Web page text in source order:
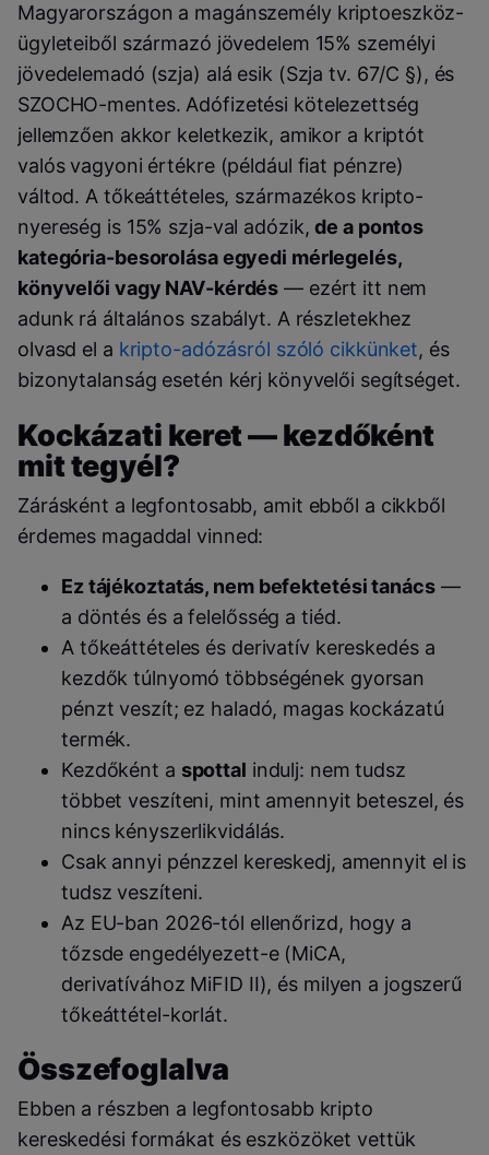
Magyarországon a magánszemély kriptoeszköz-
ügyleteiből származó jövedelem 15% személyi
jövedelemadó (szja) alá esik (Szja tv. 67/C §), és
SZOCHO-mentes. Adófizetési kötelezettség
jellemzően akkor keletkezik, amikor a kriptót
valós vagyoni értékre (például fiat pénzre)
váltod. A tőkeáttételes, származékos kripto-
nyereség is 15% szja-val adózik,de a pontos
kategória-besorolása egyedi mérlegelés,
könyvelői vagy NAV-kérdés — ezért itt nem
adunk rá általános szabályt. A részletekhez
olvasd el a kripto-adózásról szóló cikkünket, és
bizonytalanság esetén kérj könyvelői segítséget.
Kockázati keret — kezdőként
mit tegyél?
Zárásként a legfontosabb, amit ebből a cikkből
érdemes magaddal vinned:
Ez tájékoztatás, nem befektetési tanács—
a döntés és a felelősség a tiéd.
A tőkeáttételes és derivatív kereskedés a
kezdők túlnyomó többségének gyorsan
pénzt veszít; ez haladó, magas kockázatú
termék.
Kezdőként a spottal indulj: nem tudsz
többet veszíteni, mint amennyit beteszel, és
nincs kényszerlikvidálás.
Csak annyi pénzzel kereskedj, amennyit el is
tudsz veszíteni.
Az EU-ban 2026-tól ellenőrizd, hogy a
tőzsde engedélyezett-e (MiCA,
derivatívához MiFID II), és milyen a jogszerű
tőkeáttétel-korlát.
Összefoglalva
Ebben a részben a legfontosabb kripto
kereskedési formákat és eszközöket vettük